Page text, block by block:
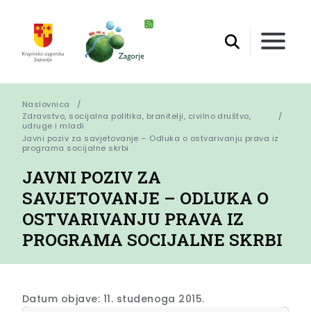
Naslovnica
Zdravstvo, socijalna politika, branitelji, civilno društvo,
udruge i mladi
Javni poziv za savjetovanje – Odluka o ostvarivanju prava iz
programa socijalne skrbi
JAVNI POZIV ZA
SAVJETOVANJE – ODLUKA O
OSTVARIVANJU PRAVA IZ
PROGRAMA SOCIJALNE SKRBI
Datum objave: 11. studenoga 2015.